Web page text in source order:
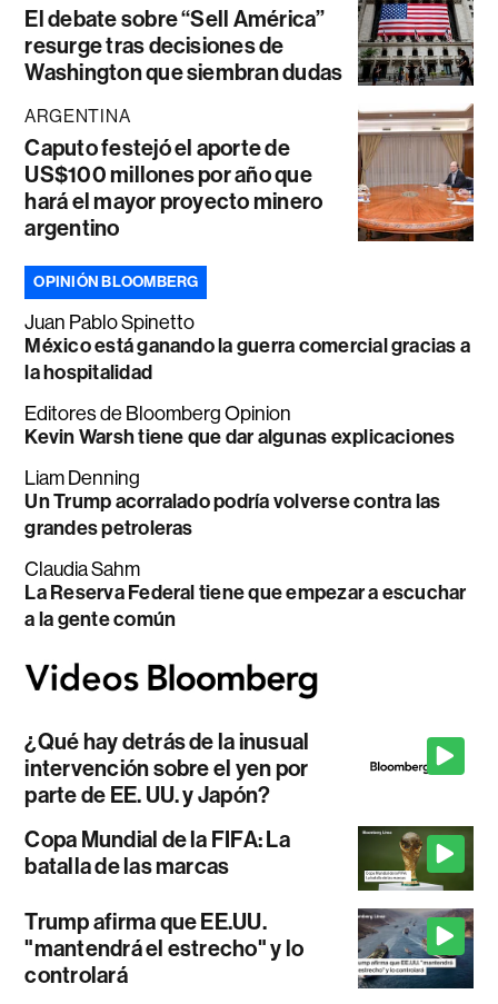
El debate sobre “Sell América”
resurge tras decisiones de
Washington que siembran dudas
ARGENTINA
Caputo festejó el aporte de
US$100 millones por año que
hará el mayor proyecto minero
argentino
OPINIÓN BLOOMBERG
Juan Pablo Spinetto
México está ganando la guerra comercial gracias a
la hospitalidad
Editores de Bloomberg Opinion
Kevin Warsh tiene que dar algunas explicaciones
Liam Denning
Un Trump acorralado podría volverse contra las
grandes petroleras
Claudia Sahm
La Reserva Federal tiene que empezar a escuchar
a la gente común
¿Qué hay detrás de la inusual
intervención sobre el yen por
parte de EE. UU. y Japón?
Copa Mundial de la FIFA: La
batalla de las marcas
Trump afirma que EE.UU.
"mantendrá el estrecho" y lo
controlará